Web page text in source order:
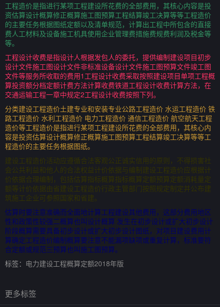
工程造价是指进行某项工程建设所花费的全部费用，其核心内容是投
资估算设计概算修正概算施工图预算工程结算竣工决算等等工程造价
的主要任务根据图纸定额以及清单规范，计算出工程中所包含的直接
费人工材料及设备施工机具使用企业管理费措施费规费利润及税金等
等。
工程设计收费是指设计人根据发包人的委托，提供编制建设项目初步
设计文件施工图设计文件非标准设备设计文件施工图预算文件竣工图
文件等服务所收取的费用1工程设计收费采取按照建设项目单项工程概
算投资额分档定额计费方法计算收费铁道工程设计收费计算方法，在
交通运输工程一章中规定2工程设计收费按照下列。
分类建设工程造价土建专业和安装专业公路工程造价 水运工程造价 铁
路工程造价 水利工程造价 电力工程造价 通信工程造价 航空航天工程
造价等工程造价是指进行某项工程建设所花费的全部费用，其核心内
容是投资估算设计概算修正概算施工图预算工程结算竣工决算等等工
程造价的主要任务根据图纸。
建设工程造价活动应遵循合法客观公正诚实信用的原则，不得损害社
会公共利益和他人的合法权益计价依据与编制建设工程造价应根据计
价依据合理编制，包括估算指标概算指标概算定额预算定额消耗量定
额等计价依据由省建设工程造价行政主管部门按照规定制定并公布建
筑施工企业可参照国家和省建。
估算时要注意准确而全面地计算工程建设其他费用，这部分费用地区
性和政策性较强二概算也叫设计概算 发生在初步设计或扩大初步设计
阶段概算需要具备初步设计或扩大初步设计图纸，对项目建设费用计
算确定工程造价编制概算要注意不能漏项缺项或重复计算，标准要符
合定额或规范三预算也叫施工图预算。
标签： 电力建设工程概算定额2018年版
更多标签